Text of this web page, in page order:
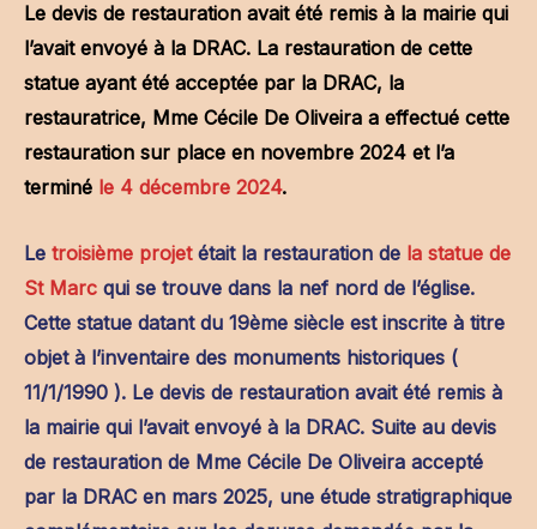
Le devis de restauration avait été remis à la mairie qui
l’avait envoyé à la DRAC. La restauration de cette
statue ayant été acceptée par la DRAC, la
restauratrice, Mme Cécile De Oliveira a effectué cette
restauration sur place en novembre 2024 et l’a
terminé le 4 décembre 2024.
Le troisième projet était la restauration de la statue de
St Marc qui se trouve dans la nef nord de l’église.
Cette statue datant du 19ème siècle est inscrite à titre
objet à l’inventaire des monuments historiques (
11/1/1990 ). Le devis de restauration avait été remis à
la mairie qui l’avait envoyé à la DRAC. Suite au devis
de restauration de Mme Cécile De Oliveira accepté
par la DRAC en mars 2025, une étude stratigraphique